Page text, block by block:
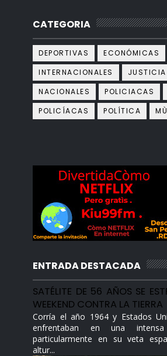
CATEGORIA
DEPORTIVAS
ECONÓMICAS
INTERNACIONALES
JUSTICIA
NACIONALES
POLICIACAS
POLICÍACAS
POLÍTICA
ENTRADA DESTACADA
SATÉLITE DE 56 AÑOS SE
WEEKEND CONTRA LA TIERRA
Corría el año 1964 y Estados
enfrentaban en una
particularmente en su veta
altur...